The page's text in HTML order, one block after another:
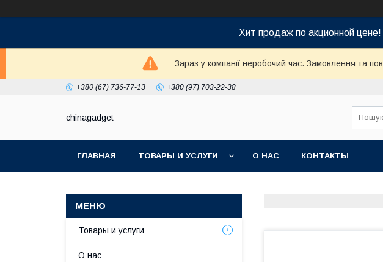
Хит продаж по акционной
Зараз у компанії неробочий час. Замовлення та
+380 (67) 736-77-13 +380 (97) 703-22-38
chinagadget
ГЛАВНАЯ ТОВАРЫ И УСЛУГИ О НАС КОНТАКТЫ
Товары и услуги
О нас